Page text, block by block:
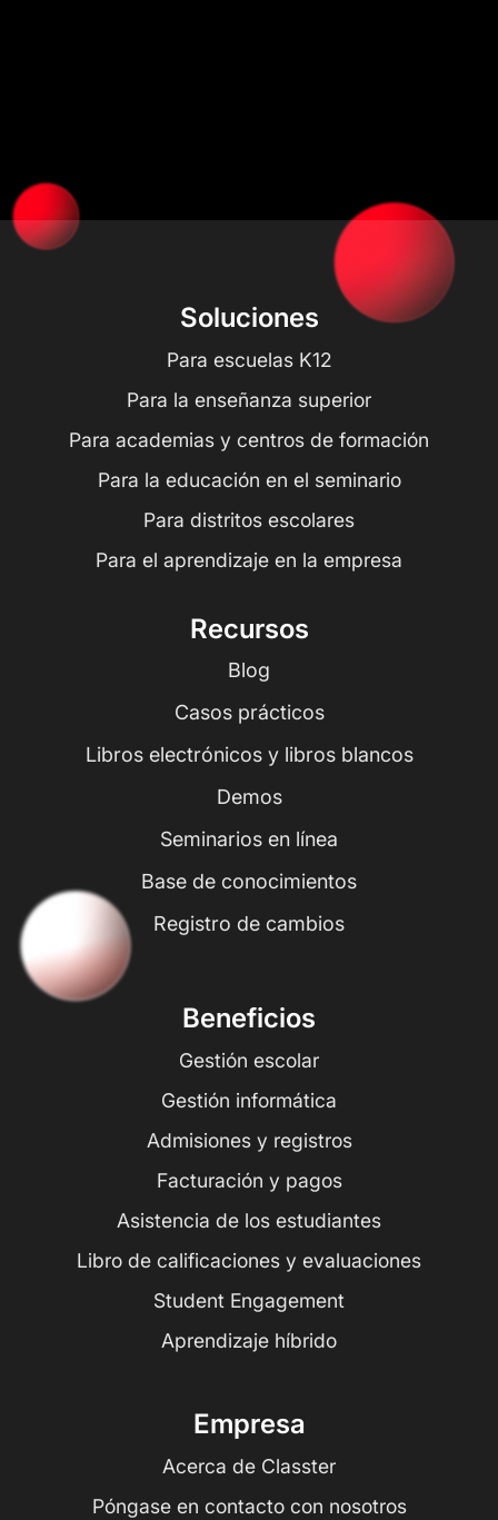
Soluciones
Para escuelas K12
Para la enseñanza superior
Para academias y centros de formación
Para la educación en el seminario
Para distritos escolares
Para el aprendizaje en la empresa
Recursos
Blog
Casos prácticos
Libros electrónicos y libros blancos
Demos
Seminarios en línea
Base de conocimientos
Registro de cambios
Beneficios
Gestión escolar
Gestión informática
Admisiones y registros
Facturación y pagos
Asistencia de los estudiantes
Libro de calificaciones y evaluaciones
Student Engagement
Aprendizaje híbrido
Empresa
Acerca de Classter
Póngase en contacto con nosotros